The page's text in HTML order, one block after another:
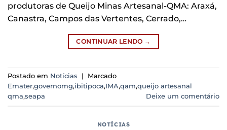
produtoras de Queijo Minas Artesanal-QMA: Araxá,
Canastra, Campos das Vertentes, Cerrado,…
CONTINUAR LENDO →
Postado em Notícias |
Marcado
Emater,governomg,ibitipoca,IMA,qam,queijo artesanal
qma,seapa Deixe um comentário
NOTÍCIAS